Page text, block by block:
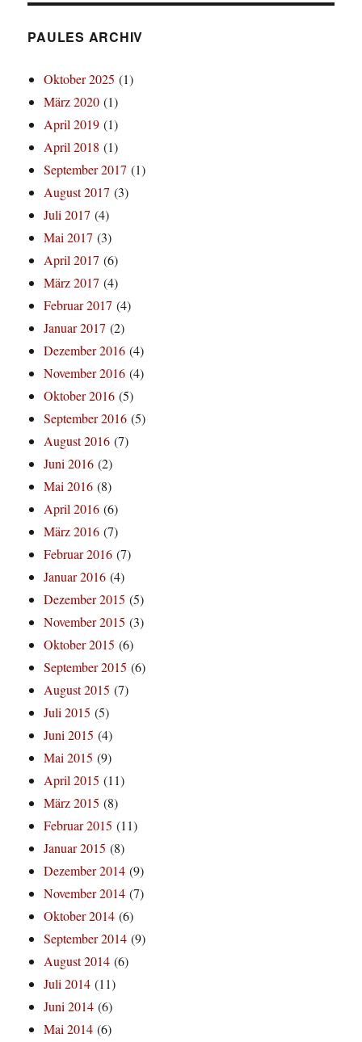
PAULES ARCHIV
Oktober 2025 (1)
März 2020 (1)
April 2019 (1)
April 2018 (1)
September 2017 (1)
August 2017 (3)
Juli 2017 (4)
Mai 2017 (3)
April 2017 (6)
März 2017 (4)
Februar 2017 (4)
Januar 2017 (2)
Dezember 2016 (4)
November 2016 (4)
Oktober 2016 (5)
September 2016 (5)
August 2016 (7)
Juni 2016 (2)
Mai 2016 (8)
April 2016 (6)
März 2016 (7)
Februar 2016 (7)
Januar 2016 (4)
Dezember 2015 (5)
November 2015 (3)
Oktober 2015 (6)
September 2015 (6)
August 2015 (7)
Juli 2015 (5)
Juni 2015 (4)
Mai 2015 (9)
April 2015 (11)
März 2015 (8)
Februar 2015 (11)
Januar 2015 (8)
Dezember 2014 (9)
November 2014 (7)
Oktober 2014 (6)
September 2014 (9)
August 2014 (6)
Juli 2014 (11)
Juni 2014 (6)
Mai 2014 (6)